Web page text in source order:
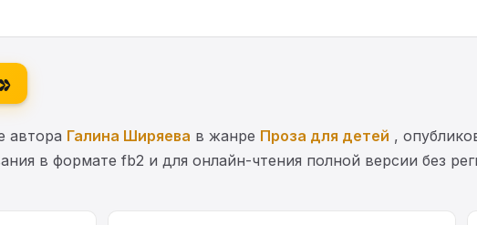
автора Галина Ширяева в жанре Проза для детей ,
в формате fb2 и для онлайн-чтения полной версии без